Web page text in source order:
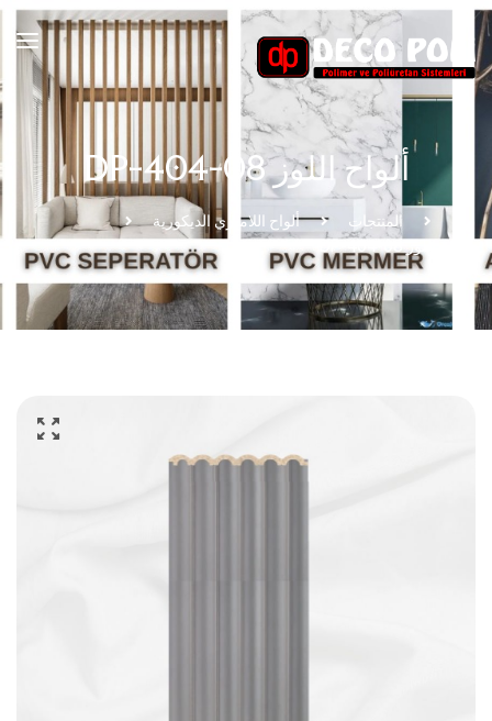
ألواح اللوز DP-404-08
المنتجات
ألواح اللامبري الديكورية
ألواح اللوز DP-404-08